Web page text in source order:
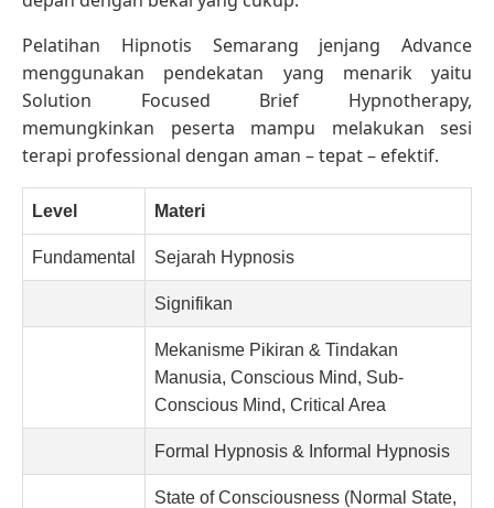
Pelatihan Hipnotis Semarang jenjang Advance
menggunakan pendekatan yang menarik yaitu
Solution Focused Brief Hypnotherapy,
memungkinkan peserta mampu melakukan sesi
terapi professional dengan aman – tepat – efektif.
Level Materi
Fundamental Sejarah Hypnosis
Signifikan
Mekanisme Pikiran & Tindakan
Manusia, Conscious Mind, Sub-
Conscious Mind, Critical Area
Formal Hypnosis & Informal Hypnosis
State of Consciousness (Normal State,